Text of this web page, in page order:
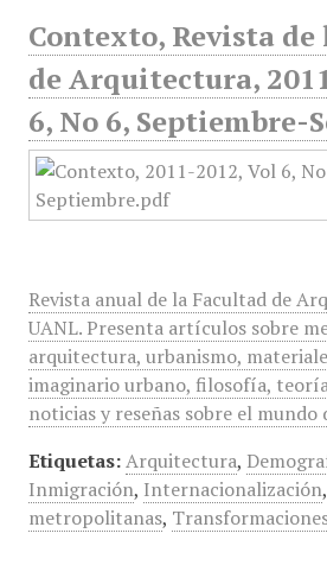
Contexto, Revista
de Arquitectura,
6, No 6, Septiembre-
Revista anual de la Facultad de
UANL. Presenta artículos sobre
arquitectura, urbanismo,
imaginario urbano, filosofía,
noticias y reseñas sobre el mundo
Etiquetas: Arquitectura,
Inmigración, Internacionalización,
metropolitanas,